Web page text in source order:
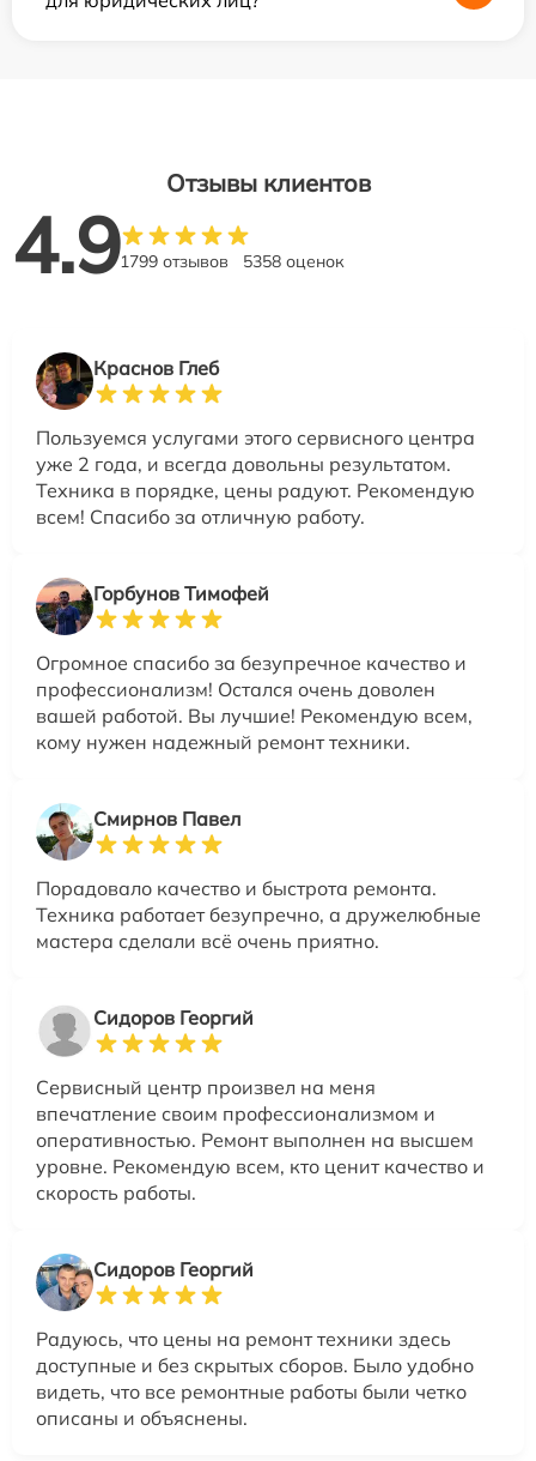
Отзывы клиентов
4.91799 отзывов 5358 оценок
Краснов Глеб
Пользуемся услугами этого сервисного центра
уже 2 года, и всегда довольны результатом.
Техника в порядке, цены радуют. Рекомендую
всем! Спасибо за отличную работу.
Горбунов Тимофей
Огромное спасибо за безупречное качество и
профессионализм! Остался очень доволен
вашей работой. Вы лучшие! Рекомендую всем,
кому нужен надежный ремонт техники.
Смирнов Павел
Порадовало качество и быстрота ремонта.
Техника работает безупречно, а дружелюбные
мастера сделали всё очень приятно.
Сидоров Георгий
Сервисный центр произвел на меня
впечатление своим профессионализмом и
оперативностью. Ремонт выполнен на высшем
уровне. Рекомендую всем, кто ценит качество и
скорость работы.
Сидоров Георгий
Радуюсь, что цены на ремонт техники здесь
доступные и без скрытых сборов. Было удобно
видеть, что все ремонтные работы были четко
описаны и объяснены.